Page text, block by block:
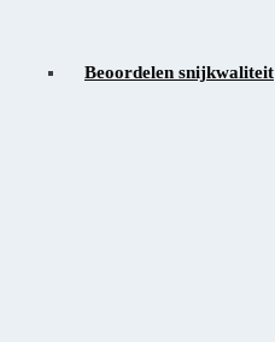
Beoordelen snijkwaliteit